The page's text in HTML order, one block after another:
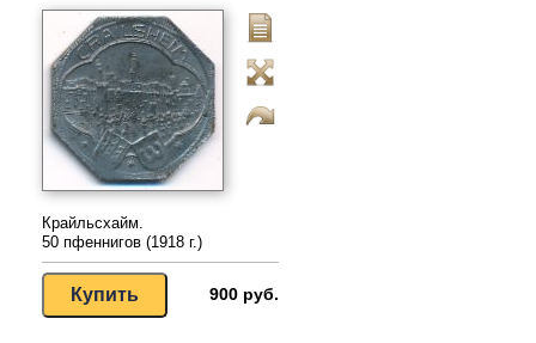
Крайльсхайм.
50 пфеннигов (1918 г.)
900 руб.